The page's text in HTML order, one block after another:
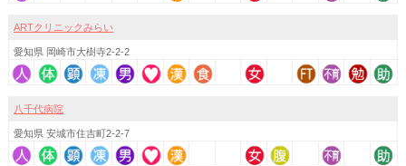
ARTクリニックみらい
愛知県 岡崎市大樹寺2-2-2
八千代病院
愛知県 安城市住吉町2-2-7